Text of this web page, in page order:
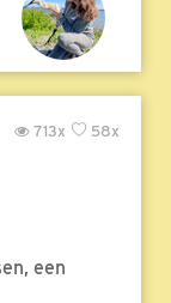
58x
713x
een